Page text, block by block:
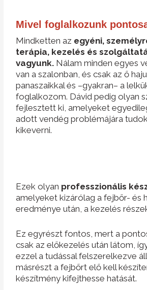
Mivel foglalkozunk
Mindketten az egyéni,
terápia, kezelés és
vagyunk. Nálam minden egyes
van a szalonban, és csak az ő
panaszaikkal és –gyakran– a
foglalkozom. Dávid pedig olyan
fejlesztett ki, amelyeket
adott vendég problémájára
kikeverni.
Ezek olyan professzionális
amelyeket kizárólag a fejbőr- és
eredménye után, a kezelés
Ez egyrészt fontos, mert a
csak az előkezelés után látom,
ezzel a tudással felszerelkezve
másrészt a fejbőrt elő kell
készítmény kifejthesse hatását.